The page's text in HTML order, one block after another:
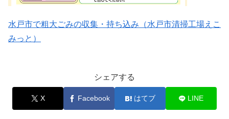
水戸市で粗大ごみの収集・持ち込み（水戸市清掃工場えこ
みっと）
シェアする
X Facebook はてブ LINE